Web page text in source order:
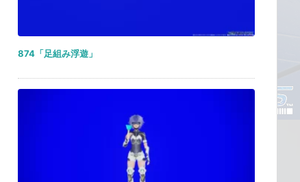
874「足組み浮遊」